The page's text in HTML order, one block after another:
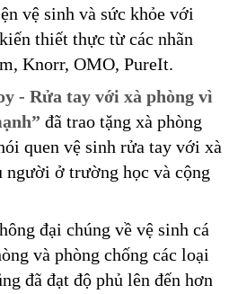
vệ sinh và sức khỏe với
thiết thực từ các nhãn
Knorr, OMO, PureIt.
- Rửa tay với xà phòng vì
đã trao tặng xà phòng
quen vệ sinh rửa tay với xà
người ở trường học và cộng
đại chúng về vệ sinh cá
và phòng chống các loại
đã đạt độ phủ lên đến hơn